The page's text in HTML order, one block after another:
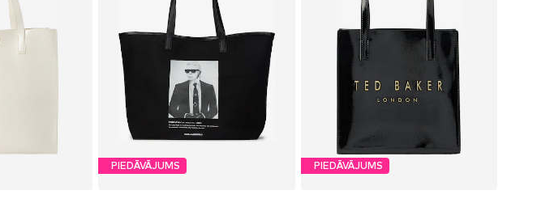
PIEDĀVĀJUMS PIEDĀVĀJUMS